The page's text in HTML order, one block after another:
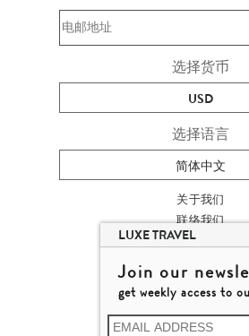
选择货币
USD
选择语言
简体中文
关于我们
联络我们
加入我们
高端旅游网站地图
杨廸深品味游
© 2026 品味游有限公司
LUXE TRAVEL
Join our
get weekly access to